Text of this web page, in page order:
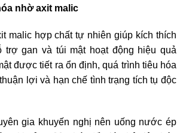
nhờ axit malic
malic hợp chất tự nhiên giúp kích thích
trợ gan và túi mật hoạt động hiệu quả
được tiết ra ổn định, quá trình tiêu hóa
lợi và hạn chế tình trạng tích tụ độc
gia khuyến nghị nên uống nước ép